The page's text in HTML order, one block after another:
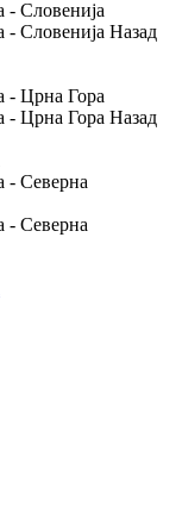
Назад
Назад